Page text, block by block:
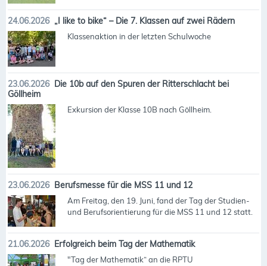
24.06.2026 „I like to bike“ – Die 7. Klassen auf zwei Rädern
Klassenaktion in der letzten Schulwoche
23.06.2026 Die 10b auf den Spuren der Ritterschlacht bei
Göllheim
Exkursion der Klasse 10B nach Göllheim.
23.06.2026 Berufsmesse für die MSS 11 und 12
Am Freitag, den 19. Juni, fand der Tag der Studien-
und Berufsorientierung für die MSS 11 und 12 statt.
21.06.2026 Erfolgreich beim Tag der Mathematik
"Tag der Mathematik“ an die RPTU